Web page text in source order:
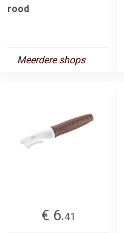
rood
Meerdere shops
€ 6.41